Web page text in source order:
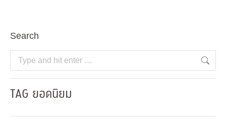
Search
Search:
TAG ยอดนิยม